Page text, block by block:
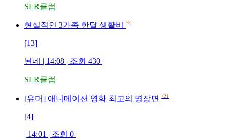
SLR클럽
현실적인 3가족 한달 생활비 +3
[13]
뇐네 | 14:08 | 조회 430 |
SLR클럽
[유머] 애니메이션 영화 최고의 명장면 +21
[4]
| 14:01 | 조회 0 |